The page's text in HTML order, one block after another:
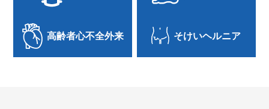
高齢者心不全外来 そけいヘルニア